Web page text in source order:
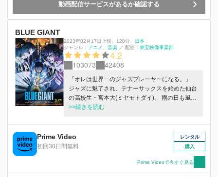
動画配信サービスがあるか確認する
BLUE GIANT
2023年02月17日上映 120分
日本
ジャンル： アニメ 音楽 ／ 配給： 東宝映像事業部
4.2
103073 42408
「オレは世界⼀のジャズプレーヤーになる。」
ジャズに魅了され、テナーサックスを始めた仙台
の⾼校⽣・宮本⼤(ミヤモトダイ)。 ⾬の⽇も⾵の
⽇も、毎⽇たったひとりで何年も、河原でテナー
のため、上京。⾼校の同級⽣・⽟⽥俊⼆(タマダ
シュンジ)のアパートに転がり込んだ⼤は、ある
⽇訪れたライブハウスで同世代の凄腕ピアニス
ト・沢辺雪祈(サワベユキノリ)と出会う。 「組も
う。」⼤は雪祈をバンドに誘う。はじめは本気で
取り合わない雪祈だったが、聴く者を圧倒する⼤
>>続きを読む
Prime Video
初回30日間無料
レンタル
購入
Prime Videoで今すぐ見る